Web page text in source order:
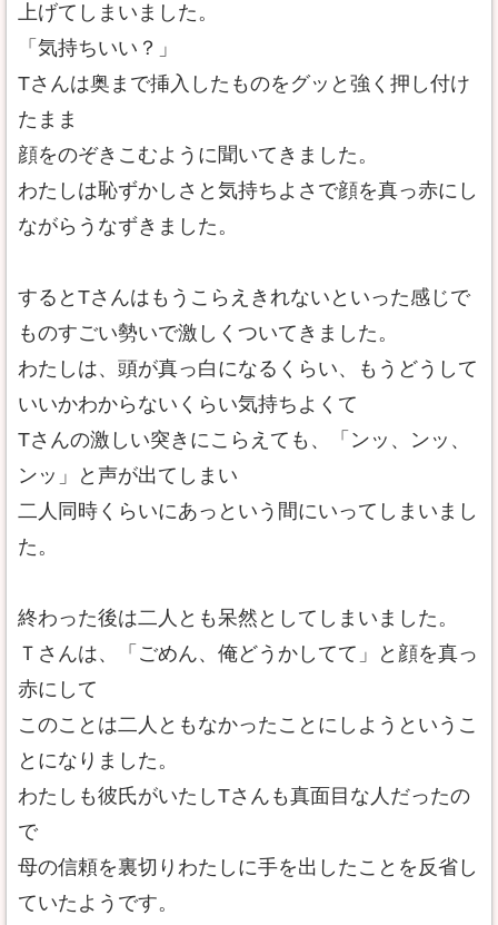
上げてしまいました。
「気持ちいい？」
Tさんは奥まで挿入したものをグッと強く押し付け
たまま
顔をのぞきこむように聞いてきました。
わたしは恥ずかしさと気持ちよさで顔を真っ赤にし
ながらうなずきました。
するとTさんはもうこらえきれないといった感じで
ものすごい勢いで激しくついてきました。
わたしは、頭が真っ白になるくらい、もうどうして
いいかわからないくらい気持ちよくて
Tさんの激しい突きにこらえても、「ンッ、ンッ、
ンッ」と声が出てしまい
二人同時くらいにあっという間にいってしまいまし
た。
終わった後は二人とも呆然としてしまいました。
Ｔさんは、「ごめん、俺どうかしてて」と顔を真っ
赤にして
このことは二人ともなかったことにしようというこ
とになりました。
わたしも彼氏がいたしTさんも真面目な人だったの
で
母の信頼を裏切りわたしに手を出したことを反省し
ていたようです。